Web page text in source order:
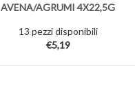
AVENA/AGRUMI 4X22,5G
13 pezzi disponibili
€5,19